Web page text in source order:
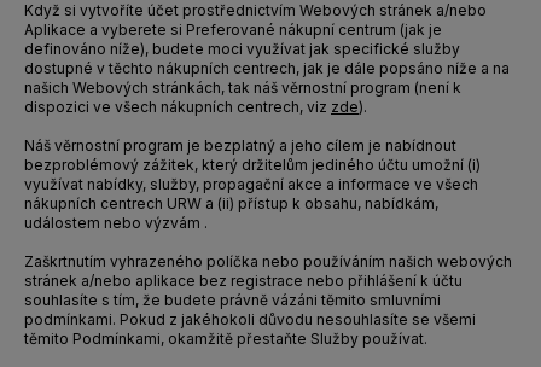
Když si vytvoříte účet prostřednictvím Webových stránek a/nebo
Aplikace a vyberete si Preferované nákupní centrum (jak je
definováno níže), budete moci využívat jak specifické služby
dostupné v těchto nákupních centrech, jak je dále popsáno níže a na
našich Webových stránkách, tak náš věrnostní program (není k
dispozici ve všech nákupních centrech, viz zde).
Náš věrnostní program je bezplatný a jeho cílem je nabídnout
bezproblémový zážitek, který držitelům jediného účtu umožní (i)
využívat nabídky, služby, propagační akce a informace ve všech
nákupních centrech URW a (ii) přístup k obsahu, nabídkám,
událostem nebo výzvám .
Zaškrtnutím vyhrazeného políčka nebo používáním našich webových
stránek a/nebo aplikace bez registrace nebo přihlášení k účtu
souhlasíte s tím, že budete právně vázáni těmito smluvními
podmínkami. Pokud z jakéhokoli důvodu nesouhlasíte se všemi
těmito Podmínkami, okamžitě přestaňte Služby používat.